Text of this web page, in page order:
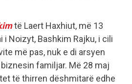
të Laert Haxhiut, më 13
i Noizyt, Bashkim Rajku, i cili
më pas, nuk e di arsyen
familjar. Më 28 maj
të thirren dëshmitarë edhe